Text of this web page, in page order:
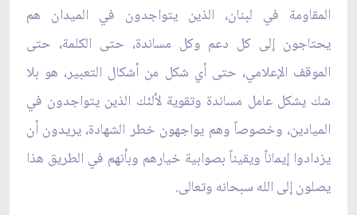
المقاومة في لبنان، الذين يتواجدون في الميدان هم
يحتاجون إلى كل دعم وكل مساندة، حتى الكلمة، حتى
الموقف الإعلامي، حتى أي شكل من أشكال التعبير، هو بلا
شك يشكل عامل مساندة وتقوية لألئك الذين يتواجدون في
الميادين، وخصوصاً وهم يواجهون خطر الشهادة، يريدون أن
يزدادوا إيماناً ويقيناً بصوابية خيارهم وبأنهم في الطريق هذا
يصلون إلى الله سبحانه وتعالى.